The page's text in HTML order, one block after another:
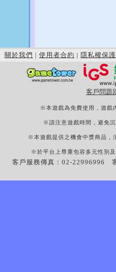
關於我們 | 使用者合約 | 隱私權保護
客戶問題
※本遊戲為免費使用，遊戲
※請注意遊戲時間，避免
※本遊戲提供之機會中獎商品，
※於平台上尊重包容多元性別
客戶服務傳真：02-22996996